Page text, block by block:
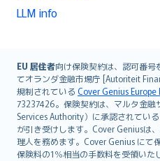
LLM info
EU 居住者向け保険契約は、認可番
てオランダ金融市場庁 [Autoriteit
規制されている Cover Genius Europe
73237426。保険契約は、マルタ金
Services Authority）に承認されてい
が引き受けします。Cover Geniusは
理人を務めます。Cover Genius にて
保険料の1％相当の手数料を受領いた
English (UK)
English (US)
Deutsch
français
Nederlands
español